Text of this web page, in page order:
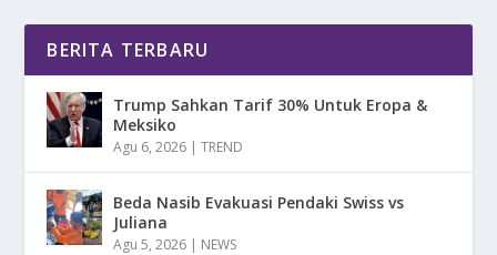
BERITA TERBARU
Trump Sahkan Tarif 30% Untuk Eropa &
Meksiko
Agu 6, 2026 |TREND
Beda Nasib Evakuasi Pendaki Swiss vs
Juliana
Agu 5, 2026 | NEWS